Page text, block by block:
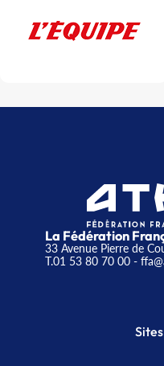
La Fédération
33 Avenue Pierre de
T.01 53 80 70 00-